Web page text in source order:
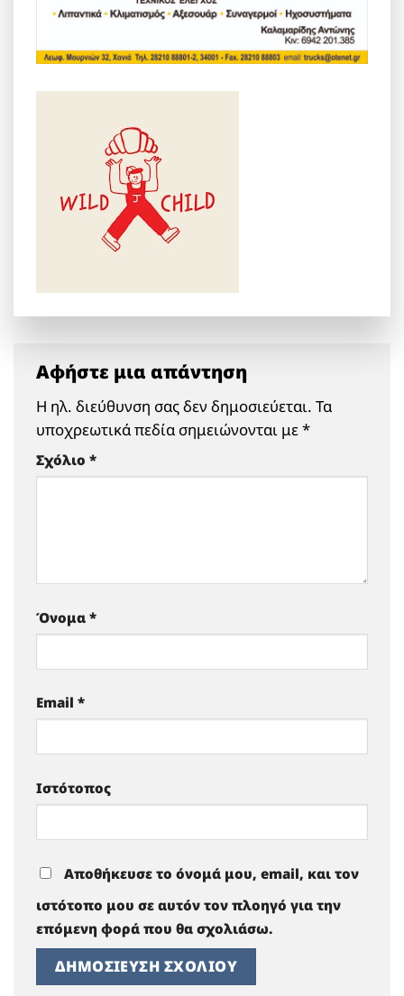
Αφήστε μια απάντηση
Η ηλ. διεύθυνση σας δεν δημοσιεύεται. Τα
υποχρεωτικά πεδία σημειώνονται με*
Σχόλιο *
Όνομα *
Email *
Ιστότοπος
Αποθήκευσε το όνομά μου, email, και τον
ιστότοπο μου σε αυτόν τον πλοηγό για την
επόμενη φορά που θα σχολιάσω.